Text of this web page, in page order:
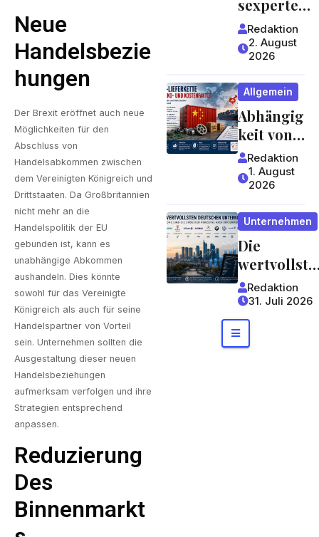
Neue
Handelsbezie
Hungen
Der Brexit eröffnet auch neue
Möglichkeiten für den
Abschluss von
Handelsabkommen zwischen
dem Vereinigten Königreich und
Drittstaaten. Da Großbritannien
nicht mehr an die
Handelspolitik der EU
gebunden ist, kann es
unabhängige Abkommen
aushandeln. Dies könnte
sowohl für das Vereinigte
Königreich als auch für seine
Handelspartner von Vorteil
sein. Unternehmen sollten die
Ausgestaltung dieser neuen
Handelsbeziehungen
aufmerksam verfolgen und ihre
Strategien entsprechend
anpassen.
Reduzierung
Des
Binnenmarkt
worauf
Gäste
achten
sexperte
mit
jahrzehntel
anger
Erfahrung
ein Blick,
der sich
lohnt
Redaktion
2. August
2026
Allgemein
Abhängig
keit von
China:
Welche
Risiken
Lieferket
ten für
Unterneh
men und
Verbrauc
her
bergen
Redaktion
1. August
2026
Unternehmen
Die
wertvollste
n
deutschen
Konzerne
Redaktion
31. Juli 2026